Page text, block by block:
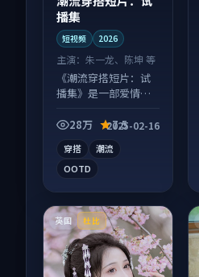
播集
短视频 2026
主演： 朱一龙、陈坤 等
《潮流穿搭短片：试
播集》是一部爱情向
成长为内核，情感戏
28万 7.5
2025-02-16
穿搭
潮流
OOTD
英国 杜比